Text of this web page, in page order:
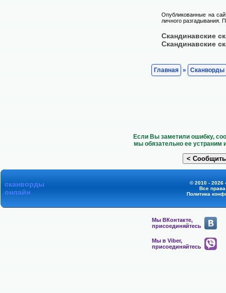
Опубликованные на
личного разгадывания.
Скандинавские
Скандинавские
Главная » Сканворды
Если Вы заметили ошибку,
мы обязательно ее устраним
сканворды
онлайн
© 2010 - 2026
Все
Политика
Мы ВКонтакте,
присоединяйтесь
Мы в Viber,
присоединяйтесь